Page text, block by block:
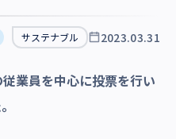
サステナブル 2023.03.31
業員を中心に投票を行い